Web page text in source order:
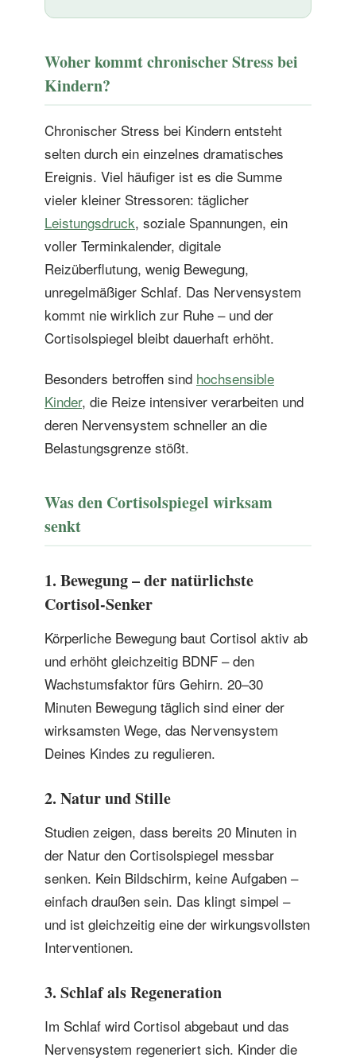
Woher kommt chronischer Stress bei
Kindern?
Chronischer Stress bei Kindern entsteht
selten durch ein einzelnes dramatisches
Ereignis. Viel häufiger ist es die Summe
vieler kleiner Stressoren: täglicher
Leistungsdruck, soziale Spannungen, ein
voller Terminkalender, digitale
Reizüberflutung, wenig Bewegung,
unregelmäßiger Schlaf. Das Nervensystem
kommt nie wirklich zur Ruhe – und der
Cortisolspiegel bleibt dauerhaft erhöht.
Besonders betroffen sind hochsensible
Kinder, die Reize intensiver verarbeiten und
deren Nervensystem schneller an die
Belastungsgrenze stößt.
Was den Cortisolspiegel wirksam
senkt
1. Bewegung – der natürlichste
Cortisol-Senker
Körperliche Bewegung baut Cortisol aktiv ab
und erhöht gleichzeitig BDNF – den
Wachstumsfaktor fürs Gehirn. 20–30
Minuten Bewegung täglich sind einer der
wirksamsten Wege, das Nervensystem
Deines Kindes zu regulieren.
2. Natur und Stille
Studien zeigen, dass bereits 20 Minuten in
der Natur den Cortisolspiegel messbar
senken. Kein Bildschirm, keine Aufgaben –
einfach draußen sein. Das klingt simpel –
und ist gleichzeitig eine der wirkungsvollsten
Interventionen.
3. Schlaf als Regeneration
Im Schlaf wird Cortisol abgebaut und das
Nervensystem regeneriert sich. Kinder die